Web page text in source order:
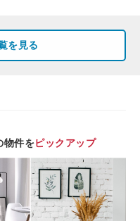
を見る
物件をピックアップ